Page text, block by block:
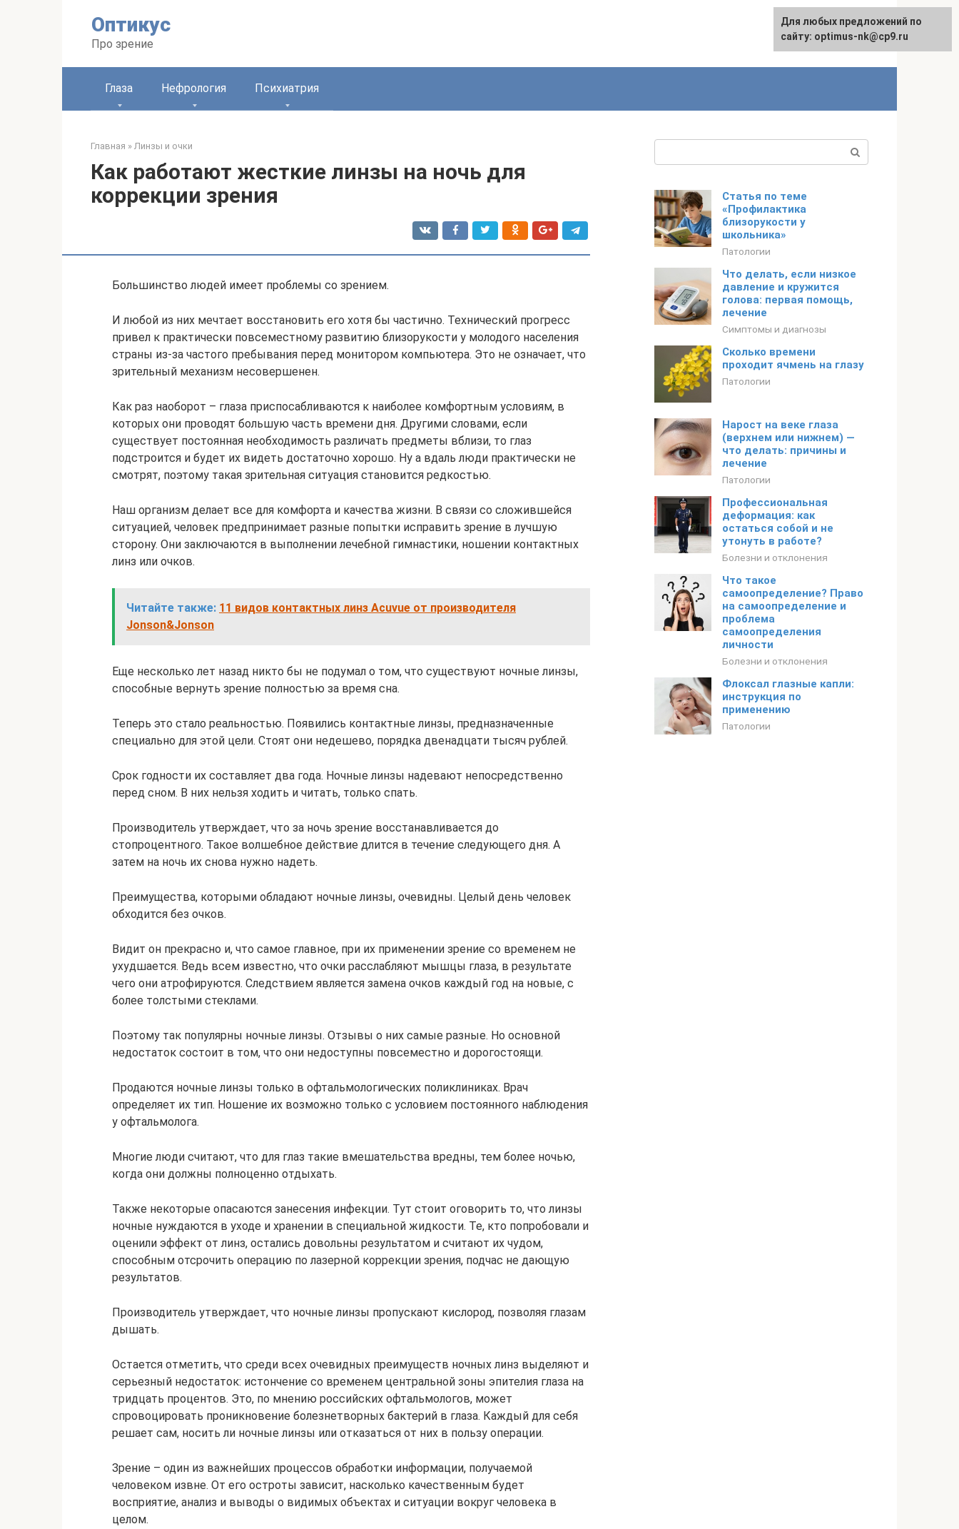
Оптикус
Про зрение
English
Глаза Нефрология Психиатрия
Главная » Линзы и очки
Как работают жесткие линзы на ночь для
коррекции зрения
Большинство людей имеет проблемы со зрением.
И любой из них мечтает восстановить его хотя бы частично. Технический прогресс
привел к практически повсеместному развитию близорукости у молодого населения
страны из-за частого пребывания перед монитором компьютера. Это не означает, что
зрительный механизм несовершенен.
Как раз наоборот – глаза приспосабливаются к наиболее комфортным условиям, в
которых они проводят большую часть времени дня. Другими словами, если
существует постоянная необходимость различать предметы вблизи, то глаз
подстроится и будет их видеть достаточно хорошо. Ну а вдаль люди практически не
смотрят, поэтому такая зрительная ситуация становится редкостью.
Наш организм делает все для комфорта и качества жизни. В связи со сложившейся
ситуацией, человек предпринимает разные попытки исправить зрение в лучшую
сторону. Они заключаются в выполнении лечебной гимнастики, ношении контактных
линз или очков.
Читайте также: 11 видов контактных линз Acuvue от производителя
Jonson&Jonson
Еще несколько лет назад никто бы не подумал о том, что существуют ночные линзы,
способные вернуть зрение полностью за время сна.
Теперь это стало реальностью. Появились контактные линзы, предназначенные
специально для этой цели. Стоят они недешево, порядка двенадцати тысяч рублей.
Срок годности их составляет два года. Ночные линзы надевают непосредственно
перед сном. В них нельзя ходить и читать, только спать.
Производитель утверждает, что за ночь зрение восстанавливается до
стопроцентного. Такое волшебное действие длится в течение следующего дня. А
затем на ночь их снова нужно надеть.
Преимущества, которыми обладают ночные линзы, очевидны. Целый день человек
обходится без очков.
Видит он прекрасно и, что самое главное, при их применении зрение со временем не
ухудшается. Ведь всем известно, что очки расслабляют мышцы глаза, в результате
чего они атрофируются. Следствием является замена очков каждый год на новые, с
более толстыми стеклами.
Поэтому так популярны ночные линзы. Отзывы о них самые разные. Но основной
недостаток состоит в том, что они недоступны повсеместно и дорогостоящи.
Продаются ночные линзы только в офтальмологических поликлиниках. Врач
определяет их тип. Ношение их возможно только с условием постоянного наблюдения
у офтальмолога.
Многие люди считают, что для глаз такие вмешательства вредны, тем более ночью,
когда они должны полноценно отдыхать.
Также некоторые опасаются занесения инфекции. Тут стоит оговорить то, что линзы
ночные нуждаются в уходе и хранении в специальной жидкости. Те, кто попробовали и
оценили эффект от линз, остались довольны результатом и считают их чудом,
способным отсрочить операцию по лазерной коррекции зрения, подчас не дающую
результатов.
Производитель утверждает, что ночные линзы пропускают кислород, позволяя глазам
дышать.
Остается отметить, что среди всех очевидных преимуществ ночных линз выделяют и
серьезный недостаток: истончение со временем центральной зоны эпителия глаза на
тридцать процентов. Это, по мнению российских офтальмологов, может
спровоцировать проникновение болезнетворных бактерий в глаза. Каждый для себя
решает сам, носить ли ночные линзы или отказаться от них в пользу операции.
Зрение – один из важнейших процессов обработки информации, получаемой
человеком извне. От его остроты зависит, насколько качественным будет
восприятие, анализ и выводы о видимых объектах и ситуации вокруг человека в
целом.
Статья по теме
«Профилактика
близорукости у
школьника»
Патологии
Что делать, если низкое
давление и кружится
голова: первая помощь,
лечение
Симптомы и диагнозы
Сколько времени
проходит ячмень на глазу
Патологии
Нарост на веке глаза
(верхнем или нижнем) —
что делать: причины и
лечение
Патологии
Профессиональная
деформация: как
остаться собой и не
утонуть в работе?
Болезни и отклонения
Что такое
самоопределение? Право
на самоопределение и
проблема
самоопределения
личности
Болезни и отклонения
Флоксал глазные капли:
инструкция по
применению
Патологии
Для любых предложений по
сайту: optimus-nk@cp9.ru